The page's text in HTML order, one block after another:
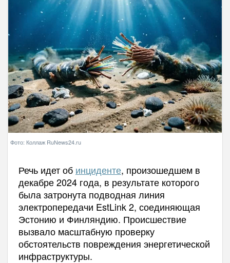
Фото: Коллаж RuNews24.ru
Речь идет об инциденте, произошедшем в
декабре 2024 года, в результате которого
была затронута подводная линия
электропередачи EstLink 2, соединяющая
Эстонию и Финляндию. Происшествие
вызвало масштабную проверку
обстоятельств повреждения энергетической
инфраструктуры.